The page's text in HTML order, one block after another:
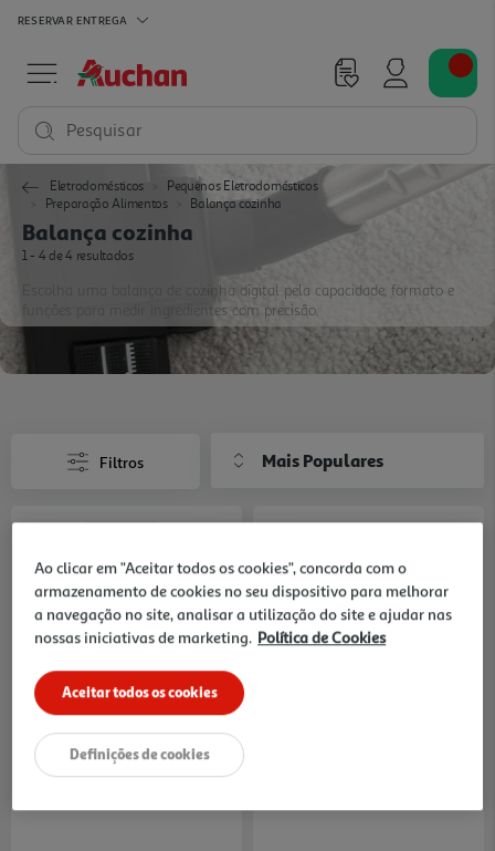
RESERVAR ENTREGA
Pesquisar
Eletrodomésticos
Pequenos Eletrodomésticos
Preparação Alimentos
Balança cozinha
Balança cozinha
1 - 4 de 4 resultados
Escolha uma balança de cozinha digital pela capacidade, formato e
funções para medir ingredientes com precisão.
Filtros Mais Populares
4.2 (41)
Qilive Q.5569 5 Kg
8.99 €/un
8,99 €
4.4
Balança De Cozinha Digital
Ao clicar em "Aceitar todos os cookies", concorda com o
armazenamento de cookies no seu dispositivo para melhorar
a navegação no site, analisar a utilização do site e ajudar nas
nossas iniciativas de marketing. Política de Cookies
Aceitar todos os cookies
Definições de cookies